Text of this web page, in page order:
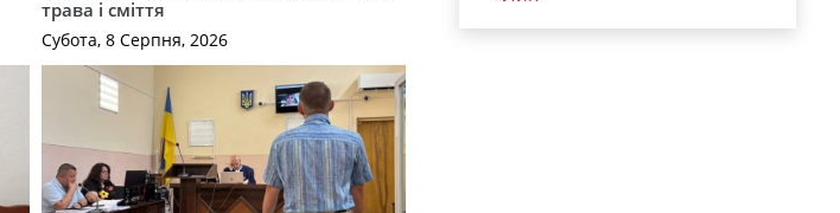
трава і сміття
Субота, 8 Серпня, 2026